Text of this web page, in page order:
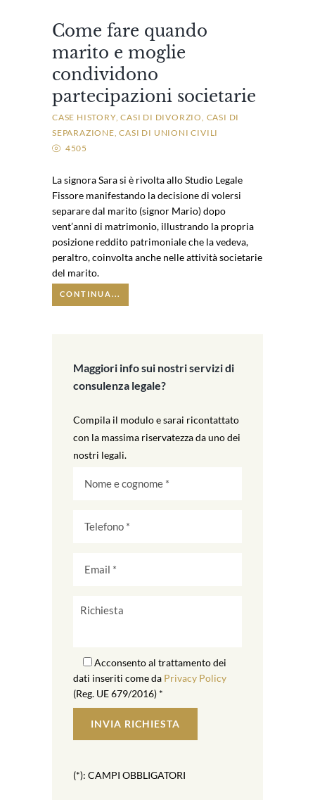
Come fare quando
marito e moglie
condividono
partecipazioni societarie
CASE HISTORY CASI DI DIVORZIO CASI DI
SEPARAZIONE CASI DI UNIONI CIVILI
4505
La signora Sara si è rivolta allo Studio Legale
Fissore manifestando la decisione di volersi
separare dal marito (signor Mario) dopo
vent’anni di matrimonio, illustrando la propria
posizione reddito patrimoniale che la vedeva,
peraltro, coinvolta anche nelle attività societarie
del marito.
CONTINUA...
Maggiori info sui nostri servizi di
consulenza legale?
Compila il modulo e sarai ricontattato
con la massima riservatezza da uno dei
nostri legali.
Acconsento al trattamento dei
dati inseriti come da Privacy Policy
(Reg. UE 679/2016) *
(*): CAMPI OBBLIGATORI